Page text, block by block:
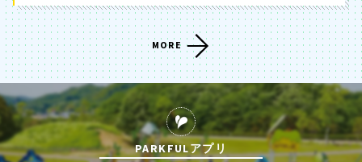
MORE
PARKFULアプリ